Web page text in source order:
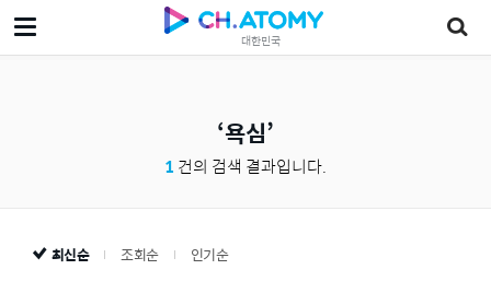
대한민국
욕심
1 건의 검색 결과입니다.
최신순 조회순 인기순